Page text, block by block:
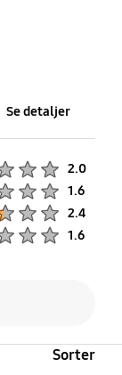
Se detaljer
2.0
1.6
2.4
1.6
Sorter